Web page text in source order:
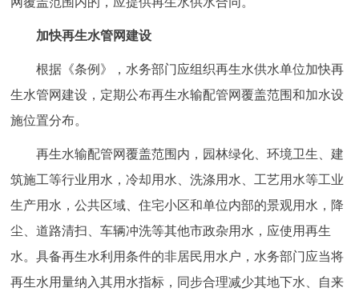
加快再生水管网建设
根据《条例》，水务部门应组织再生水供水单位加快再
生水管网建设，定期公布再生水输配管网覆盖范围和加水设
施位置分布。
再生水输配管网覆盖范围内，园林绿化、环境卫生、建
筑施工等行业用水，冷却用水、洗涤用水、工艺用水等工业
生产用水，公共区域、住宅小区和单位内部的景观用水，降
尘、道路清扫、车辆冲洗等其他市政杂用水，应使用再生
水。具备再生水利用条件的非居民用水户，水务部门应当将
再生水用量纳入其用水指标，同步合理减少其地下水、自来